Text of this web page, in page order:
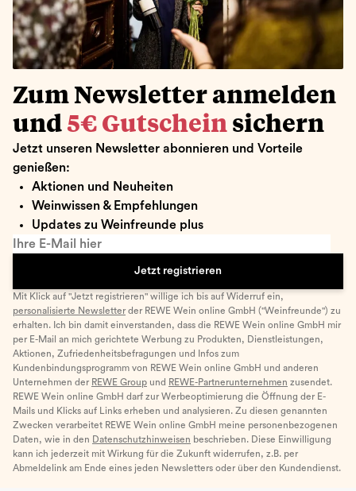
Zum Newsletter anmelden
und 5€ Gutschein sichern
Jetzt unseren Newsletter abonnieren und Vorteile
genießen:
Aktionen und Neuheiten
Weinwissen & Empfehlungen
Updates zu Weinfreunde plus
Ihre E-Mail hier
Jetzt registrieren
Mit Klick auf "Jetzt registrieren" willige ich bis auf Widerruf ein,
personalisierte Newsletter der REWE Wein online GmbH ("Weinfreunde") zu
erhalten. Ich bin damit einverstanden, dass die REWE Wein online GmbH mir
per E-Mail an mich gerichtete Werbung zu Produkten, Dienstleistungen,
Aktionen, Zufriedenheitsbefragungen und Infos zum
Kundenbindungsprogramm von REWE Wein online GmbH und anderen
Unternehmen der REWE Group und REWE-Partnerunternehmen zusendet.
REWE Wein online GmbH darf zur Werbeoptimierung die Öffnung der E-
Mails und Klicks auf Links erheben und analysieren. Zu diesen genannten
Zwecken verarbeitet REWE Wein online GmbH meine personenbezogenen
Daten, wie in den Datenschutzhinweisen beschrieben. Diese Einwilligung
kann ich jederzeit mit Wirkung für die Zukunft widerrufen, z.B. per
Abmeldelink am Ende eines jeden Newsletters oder über den Kundendienst.